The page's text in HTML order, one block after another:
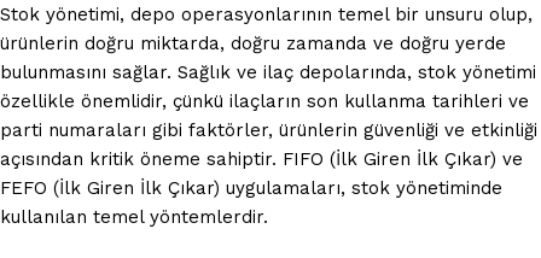
Stok yönetimi, depo operasyonlarının temel bir unsuru olup,
ürünlerin doğru miktarda, doğru zamanda ve doğru yerde
bulunmasını sağlar. Sağlık ve ilaç depolarında, stok yönetimi
özellikle önemlidir, çünkü ilaçların son kullanma tarihleri ve
parti numaraları gibi faktörler, ürünlerin güvenliği ve etkinliği
açısından kritik öneme sahiptir. FIFO (İlk Giren İlk Çıkar) ve
FEFO (İlk Giren İlk Çıkar) uygulamaları, stok yönetiminde
kullanılan temel yöntemlerdir.